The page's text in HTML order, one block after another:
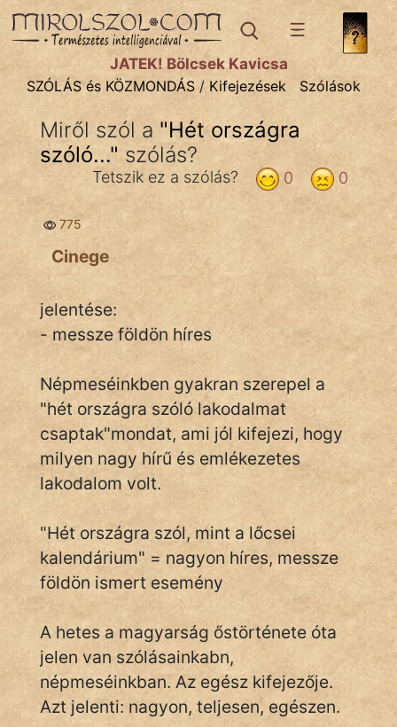
SZÓLÁS ÉS KÖZMONDÁStémák:
Bibliai
Közmondások
Szállóigék
Szóláscsoportok
Szólások
Tréfás
IRODALOM
És
KÖZMONDÁS
PSZICHO
ZENE
FILM
ÉLETMÓD
JÁTÉK! Bölcsek Kavicsa
SZÓLÁS és KÖZMONDÁS / Kifejezések Szólások
Miről szól a "Hét országra
szóló..." szólás?
0
0
Tetszik ez a szólás?
775
Cinege
jelentése:
- messze földön híres
Népmeséinkben gyakran szerepel a
"hét országra szóló lakodalmat
csaptak"mondat, ami jól kifejezi, hogy
milyen nagy hírű és emlékezetes
lakodalom volt.
"Hét országra szól, mint a lőcsei
kalendárium" = nagyon híres, messze
földön ismert esemény
A hetes a magyarság őstörténete óta
jelen van szólásainkabn,
népmeséinkban. Az egész kifejezője.
Azt jelenti: nagyon, teljesen, egészen.